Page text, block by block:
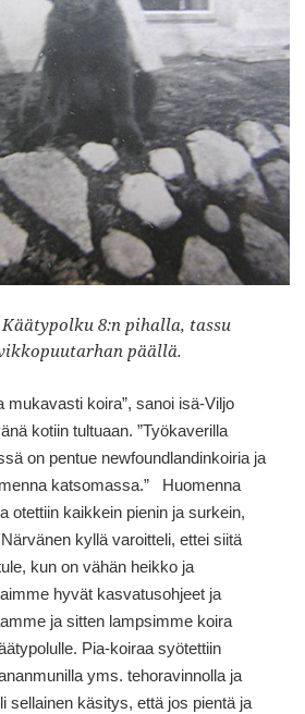
8:n pihalla, tassu
päällä.
mukavasti koira”, sanoi isä-Viljo
kotiin tultuaan. ”Työkaverilla
on pentue newfoundlandinkoiria ja
katsomassa.” Huomenna
otettiin kaikkein pienin ja surkein,
kyllä varoitteli, ettei siitä
kun on vähän heikko ja
hyvät kasvatusohjeet ja
ja sitten lampsimme koira
Pia-koiraa syötettiin
yms. tehoravinnolla ja
sellainen käsitys, että jos pientä ja